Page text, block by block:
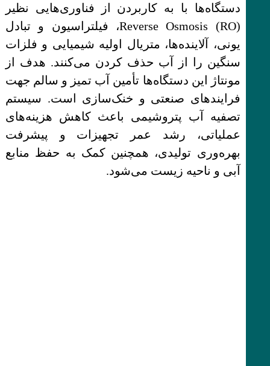
دستگاه‌ها با به کاربردن از فناوری‌هایی نظیر
Reverse Osmosis (RO)، فیلتراسیون و تبادل
یونی، آلاینده‌ها، متریال اولیه شیمیایی و فلزات
سنگین را از آب حذف کردن می‌کنند. هدف از
مونتاژ این دستگاه‌ها تأمین آب تمیز و سالم جهت
فرایندهای صنعتی و خنک‌سازی است. سیستم
تصفیه آب پتروشیمی باعث کاهش هزینه‌های
عملیاتی، رشد عمر تجهیزات و پیشرفت
بهره‌وری تولیدی، همچنین کمک به حفظ منابع
آبی و ناحیه زیست می‌شود.